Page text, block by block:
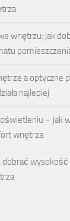
wnętrzu: jak
a optyczne
najlepiej
oświetleniu – jak
wnętrza
wysokość